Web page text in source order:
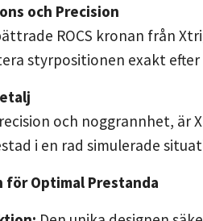
och Precision
ROCS kronan från
styrpositionen exakt
och noggrannhet, är
i en rad simulerade
för Optimal Prestanda